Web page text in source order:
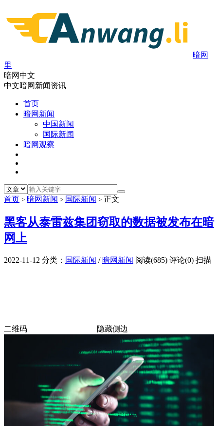
暗网
里
暗网中文
中文暗网新闻资讯
首页
暗网新闻
中国新闻
国际新闻
暗网观察
首页 > 暗网新闻 > 国际新闻 > 正文
黑客从泰雷兹集团窃取的数据被发布在暗
网上
2022-11-12 分类： 国际新闻 / 暗网新闻 阅读(685) 评论(0) 扫描
二维码 隐藏侧边